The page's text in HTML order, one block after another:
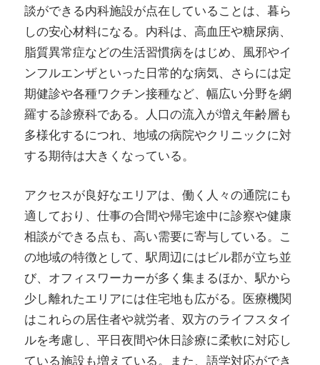
ま
し
ょ
う！
談ができる内科施設が点在していることは、暮ら
しの安心材料になる。内科は、高血圧や糖尿病、
脂質異常症などの生活習慣病をはじめ、風邪やイ
ンフルエンザといった日常的な病気、さらには定
期健診や各種ワクチン接種など、幅広い分野を網
羅する診療科である。人口の流入が増え年齢層も
多様化するにつれ、地域の病院やクリニックに対
する期待は大きくなっている。
アクセスが良好なエリアは、働く人々の通院にも
適しており、仕事の合間や帰宅途中に診察や健康
相談ができる点も、高い需要に寄与している。こ
の地域の特徴として、駅周辺にはビル郡が立ち並
び、オフィスワーカーが多く集まるほか、駅から
少し離れたエリアには住宅地も広がる。医療機関
はこれらの居住者や就労者、双方のライフスタイ
ルを考慮し、平日夜間や休日診療に柔軟に対応し
ている施設も増えている。また、語学対応ができ